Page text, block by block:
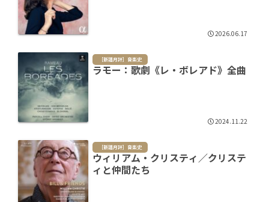
2026.06.17
［新譜月評］音楽史
ラモー：歌劇《レ・ボレアド》全曲
2024.11.22
［新譜月評］音楽史
ウィリアム・クリスティ／クリステ
ィと仲間たち